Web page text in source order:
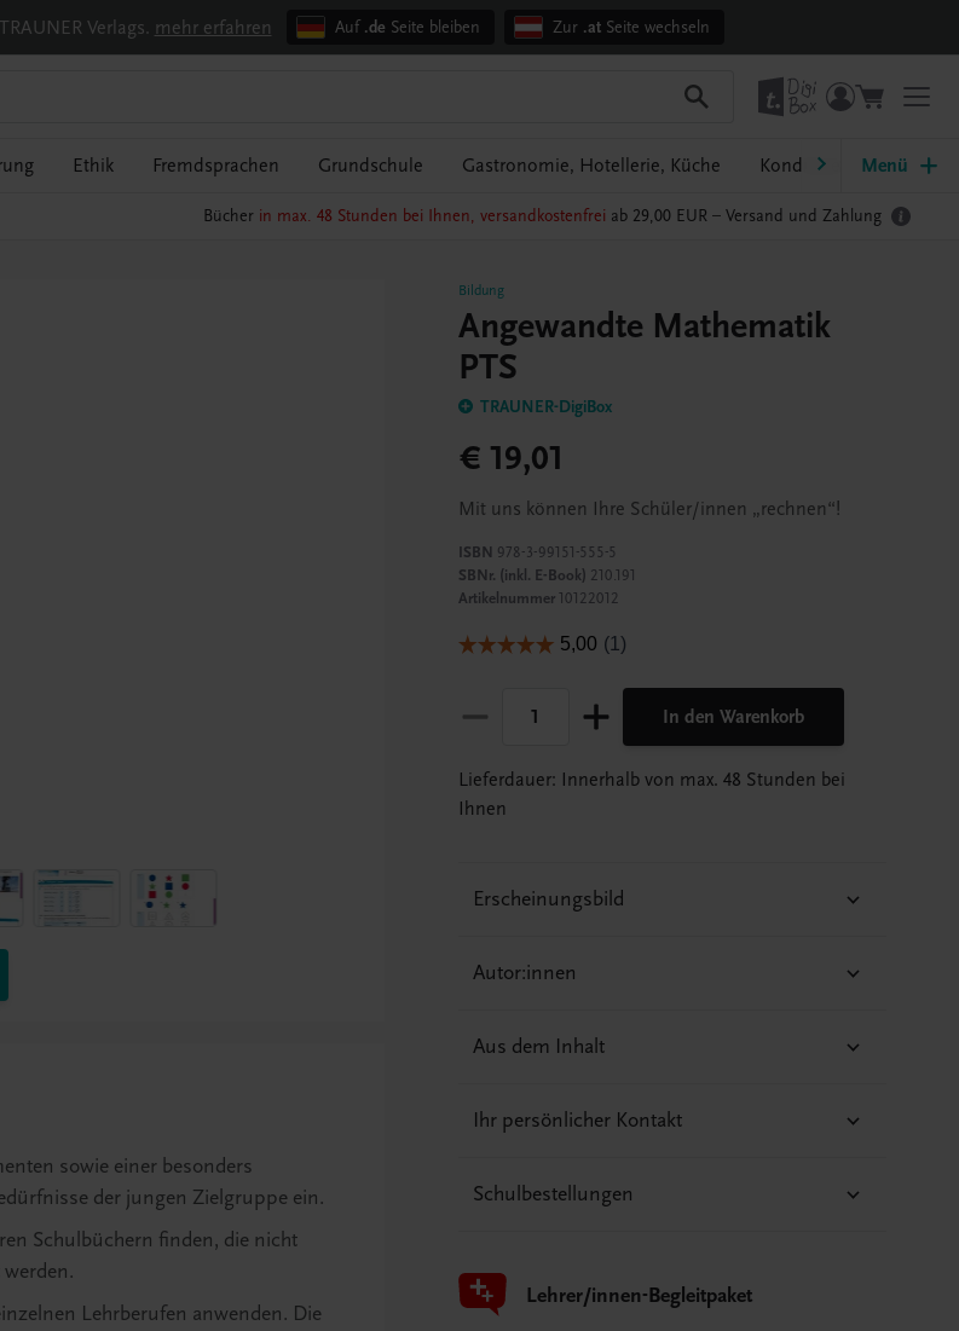
Verlags. mehr erfahren Auf .de Seite bleiben Zur .atSeite wechseln
Ethik Fremdsprachen Grundschule Gastronomie, Hotellerie, Küche Konditorei, Bäckerei
Menü
Bücher in max. 48 Stunden bei Ihnen, versandkostenfrei ab 29,00 EUR – Versand und Zahlung
Bildung
Angewandte Mathematik
PTS
TRAUNER-DigiBox
€ 19,01
Mit uns können Ihre Schüler/innen „rechnen“!
ISBN 978-3-99151-555-5
SBNr. (inkl. E-Book) 210.191
Artikelnummer10122012
In den Warenkorb
Lieferdauer: Innerhalb von max. 48 Stunden bei
Ihnen
Erscheinungsbild
Autor:innen
Aus dem Inhalt
Ihr persönlicher Kontakt
Schulbestellungen
Lehrer/innen-Begleitpaket
sowie einer besonders
der jungen Zielgruppe ein.
Schulbüchern finden, die nicht
Lehrberufen anwenden. Die